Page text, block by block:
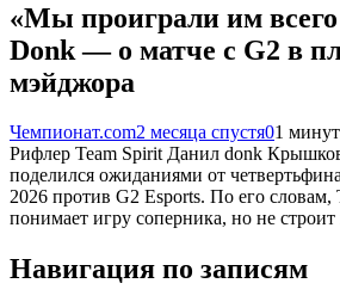
«Мы проиграли им всего
Donk — о матче с G2 в
мэйджора
Чемпионат.com2 месяца спустя01
Рифлер Team Spirit Данил donk
поделился ожиданиями от
2026 против G2 Esports. По его словам,
понимает игру соперника, но не
Навигация по записям